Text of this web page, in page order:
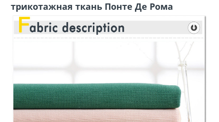
трикотажная ткань Понте Де Рома